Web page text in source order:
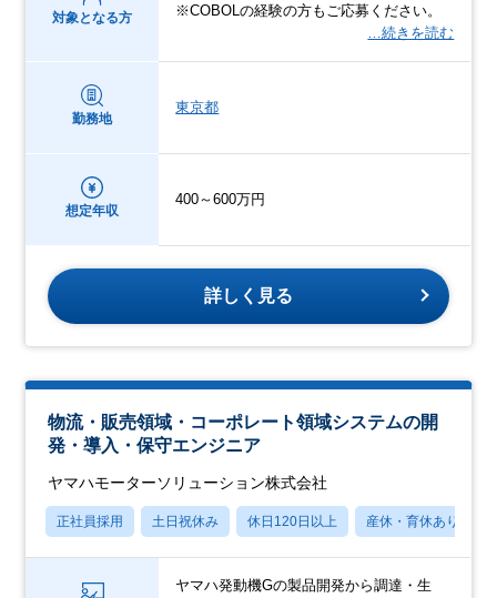
対象となる方
※COBOLの経験の方もご応募ください。
…続きを読む
勤務地
東京都
想定年収
400～600万円
詳しく見る
物流・販売領域・コーポレート領域システムの開
発・導入・保守エンジニア
ヤマハモーターソリューション株式会社
正社員採用 土日祝休み 休日120日以上 産休・育休あり
ヤマハ発動機Gの製品開発から調達・生